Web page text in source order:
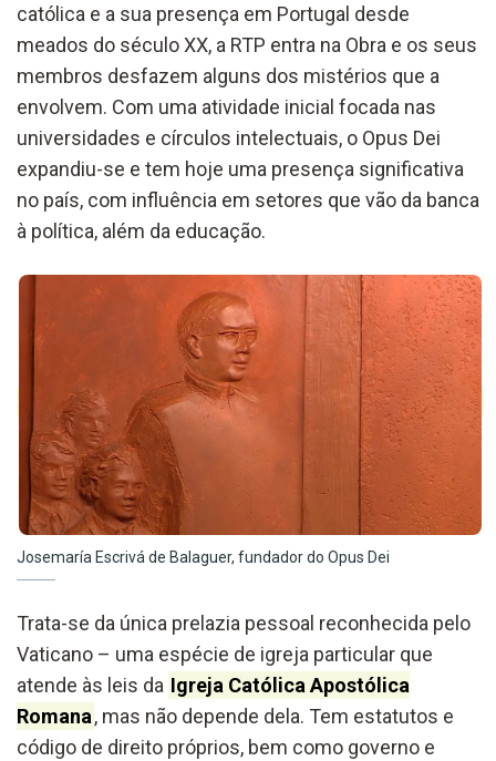
católica e a sua presença em Portugal desde
meados do século XX, a RTP entra na Obra e os seus
membros desfazem alguns dos mistérios que a
envolvem. Com uma atividade inicial focada nas
universidades e círculos intelectuais, o Opus Dei
expandiu-se e tem hoje uma presença significativa
no país, com influência em setores que vão da banca
à política, além da educação.
Josemaría Escrivá de Balaguer, fundador do Opus Dei
Trata-se da única prelazia pessoal reconhecida pelo
Vaticano – uma espécie de igreja particular que
atende às leis da Igreja Católica Apostólica
Romana, mas não depende dela. Tem estatutos e
código de direito próprios, bem como governo e